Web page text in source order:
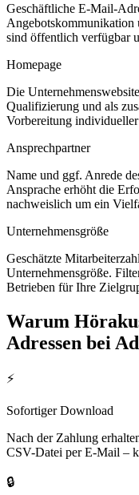
Geschäftliche E-Mail-
sind öffentlich verfügbar
Homepage
Die
Qualifizierung und als
Vorbereitung
Ansprechpartner
Name und ggf. Anrede
Ansprache erhöht die
nachweislich um ein
Unternehmensgröße
Geschätzte
Unternehmensgröße.
Betrieben für Ihre
Warum
Adressen bei
⚡
Sofortiger Download
Nach der Zahlung
CSV-Datei per E-Mail –
🔒